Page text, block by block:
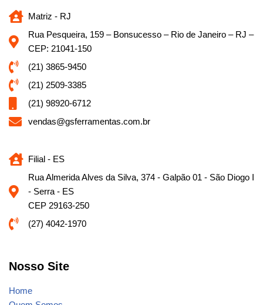
Matriz - RJ
Rua Pesqueira, 159 – Bonsucesso – Rio de Janeiro – RJ –
CEP: 21041-150
(21) 3865-9450
(21) 2509-3385
(21) 98920-6712
vendas@gsferramentas.com.br
Filial - ES
Rua Almerida Alves da Silva, 374 - Galpão 01 - São Diogo I
- Serra - ES
CEP 29163-250
(27) 4042-1970
Nosso Site
Home